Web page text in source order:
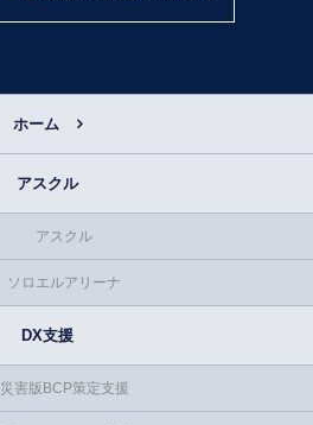
ホーム
アスクル
アスクル
ソロエルアリーナ
DX支援
災害版BCP策定支援